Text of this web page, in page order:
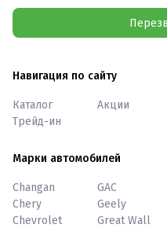
Навигация по сайту
Каталог
Трейд-ин
Акции
Марки автомобилей
Changan
Chery
Chevrolet
GAC
Geely
Great Wall